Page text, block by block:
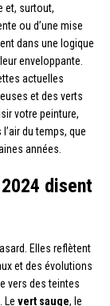
et, surtout,
ou d’une mise
dans une logique
enveloppante.
actuelles
et des verts
votre peinture,
du temps, que
années.
disent
Elles reflètent
et des évolutions
vers des teintes
Le vert sauge, le